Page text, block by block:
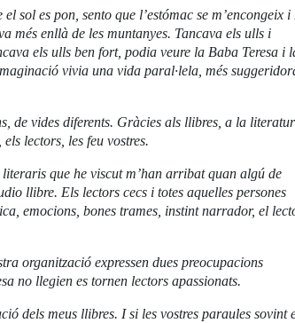
es pon, sento que l’estómac se m’encongeix i
més enllà de les muntanyes. Tancava els ulls i
els ulls ben fort, podia veure la Baba Teresa i
vivia una vida paral·lela, més
de vides diferents. Gràcies als llibres, a la
lectors, les feu vostres.
literaris que he viscut m’han arribat quan algú de
llibre. Els lectors cecs i totes aquelles persones
emocions, bones trames, instint narrador, el
organització expressen dues preocupacions
no llegien es tornen lectors apassionats.
dels meus llibres. I si les vostres paraules sovint